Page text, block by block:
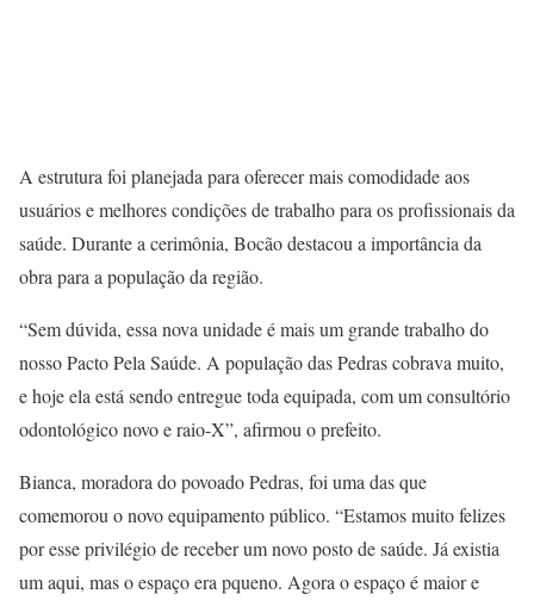
A estrutura foi planejada para oferecer mais comodidade aos
usuários e melhores condições de trabalho para os profissionais da
saúde. Durante a cerimônia, Bocão destacou a importância da
obra para a população da região.
“Sem dúvida, essa nova unidade é mais um grande trabalho do
nosso Pacto Pela Saúde. A população das Pedras cobrava muito,
e hoje ela está sendo entregue toda equipada, com um consultório
odontológico novo e raio-X”, afirmou o prefeito.
Bianca, moradora do povoado Pedras, foi uma das que
comemorou o novo equipamento público. “Estamos muito felizes
por esse privilégio de receber um novo posto de saúde. Já existia
um aqui, mas o espaço era pqueno. Agora o espaço é maior e